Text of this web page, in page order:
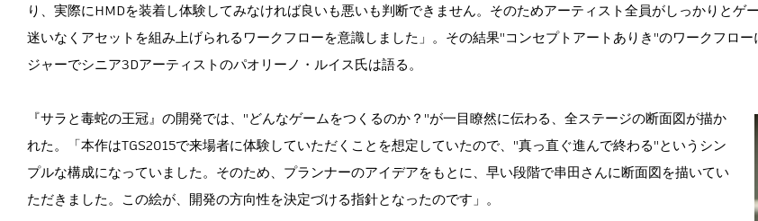
り、実際にHMDを装着し体験してみなければ良いも悪いも判断できません。そのためアーティスト全員がしっかりとゲ
迷いなくアセットを組み上げられるワークフローを意識しました」。その結果"コンセプトアートありき"のワークフロ
ジャーでシニア3Dアーティストのパオリーノ・ルイス氏は語る。
『サラと毒蛇の王冠』の開発では、"どんなゲームをつくるのか？"が一目瞭然に伝わる、全ステージの断面図が描か
れた。「本作はTGS2015で来場者に体験していただくことを想定していたので、"真っ直ぐ進んで終わる"というシン
プルな構成になっていました。そのため、プランナーのアイデアをもとに、早い段階で串田さんに断面図を描いてい
ただきました。この絵が、開発の方向性を決定づける指針となったのです」。